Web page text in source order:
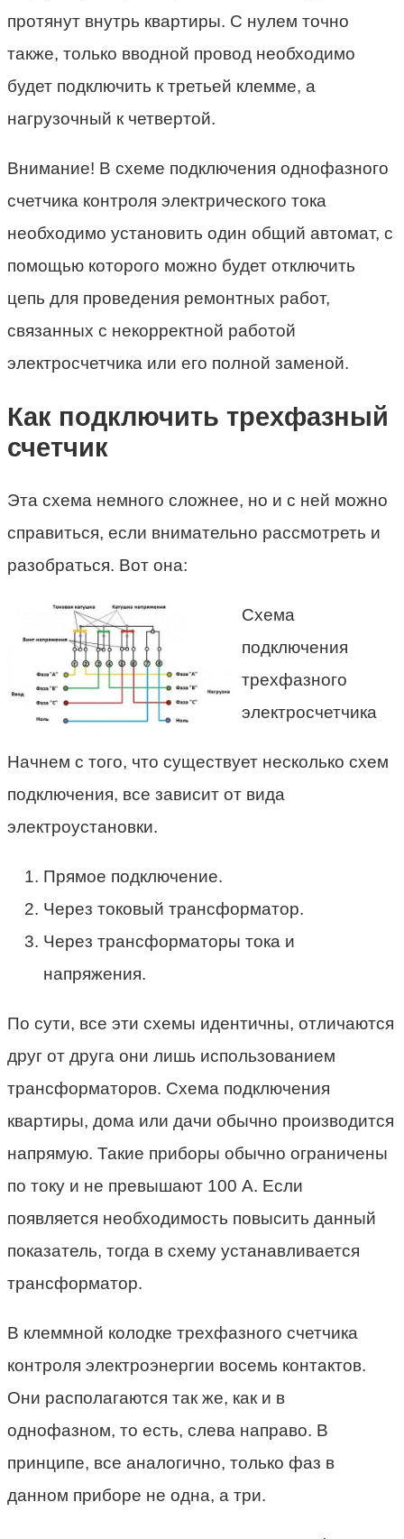
протянут внутрь квартиры. С нулем точно
также, только вводной провод необходимо
будет подключить к третьей клемме, а
нагрузочный к четвертой.
Внимание! В схеме подключения однофазного
счетчика контроля электрического тока
необходимо установить один общий автомат, с
помощью которого можно будет отключить
цепь для проведения ремонтных работ,
связанных с некорректной работой
электросчетчика или его полной заменой.
Как подключить трехфазный
счетчик
Эта схема немного сложнее, но и с ней можно
справиться, если внимательно рассмотреть и
разобраться. Вот она:
Схема
подключения
трехфазного
электросчетчика
Начнем с того, что существует несколько схем
подключения, все зависит от вида
электроустановки.
Прямое подключение.
Через токовый трансформатор.
Через трансформаторы тока и
напряжения.
По сути, все эти схемы идентичны, отличаются
друг от друга они лишь использованием
трансформаторов. Схема подключения
квартиры, дома или дачи обычно производится
напрямую. Такие приборы обычно ограничены
по току и не превышают 100 А. Если
появляется необходимость повысить данный
показатель, тогда в схему устанавливается
трансформатор.
В клеммной колодке трехфазного счетчика
контроля электроэнергии восемь контактов.
Они располагаются так же, как и в
однофазном, то есть, слева направо. В
принципе, все аналогично, только фаз в
данном приборе не одна, а три.